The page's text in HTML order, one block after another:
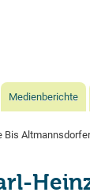
Medienberichte
Bis